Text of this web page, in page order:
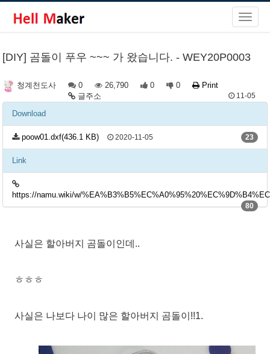
[DIY] 곰돌이 푸우 ~~~ 가 왔습니다. - WEY20P0003
청계천도사 0 26,790 0 0
Print
글주소
11-05
Download
poow01.dxf(436.1 KB) 2020-11-05 23
Link
https://namu.wiki/w/
80
사실은 할아버지 곰돌이인데..
ㅎㅎㅎ
사실은 나보다 나이 많은 할아버지 곰돌이!!1.